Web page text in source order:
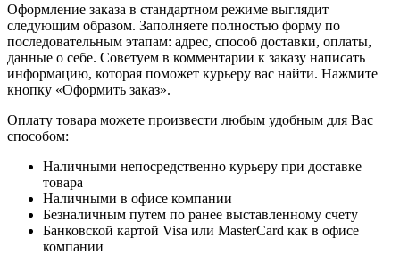
Оформление заказа в стандартном режиме выглядит
следующим образом. Заполняете полностью форму по
последовательным этапам: адрес, способ доставки, оплаты,
данные о себе. Советуем в комментарии к заказу написать
информацию, которая поможет курьеру вас найти. Нажмите
кнопку «Оформить заказ».
Оплату товара можете произвести любым удобным для Вас
способом:
Наличными непосредственно курьеру при доставке
товара
Наличными в офисе компании
Безналичным путем по ранее выставленному счету
Банковской картой Visa или MasterCard как в офисе
компании